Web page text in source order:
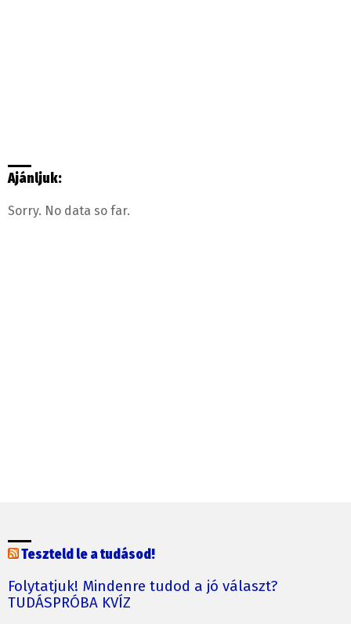
Ajánljuk:
Sorry. No data so far.
Teszteld le a tudásod!
Folytatjuk! Mindenre tudod a jó választ?
TUDÁSPRÓBA KVÍZ